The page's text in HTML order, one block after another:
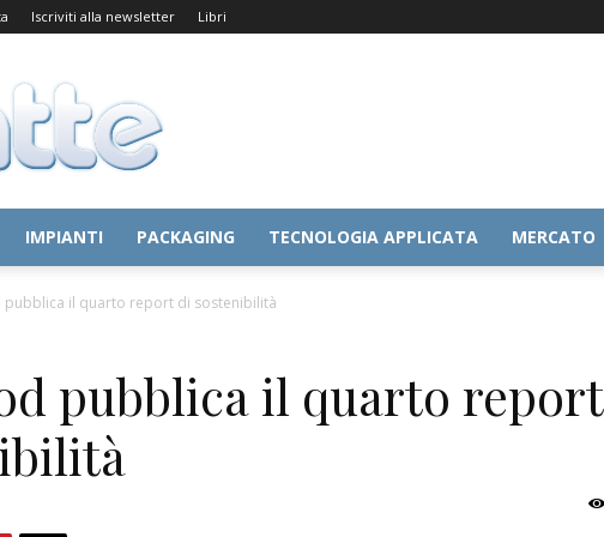
Iscriviti alla newsletter Libri
IMPIANTI PACKAGING TECNOLOGIA APPLICATA MERCATO
pubblica il quarto report di sostenibilità
pubblica il quarto report